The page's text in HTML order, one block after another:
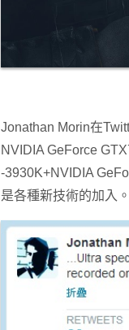
Jonathan Morin在
NVIDIA GeForce
-3930K+NVIDIA
是各種新技術的加入。